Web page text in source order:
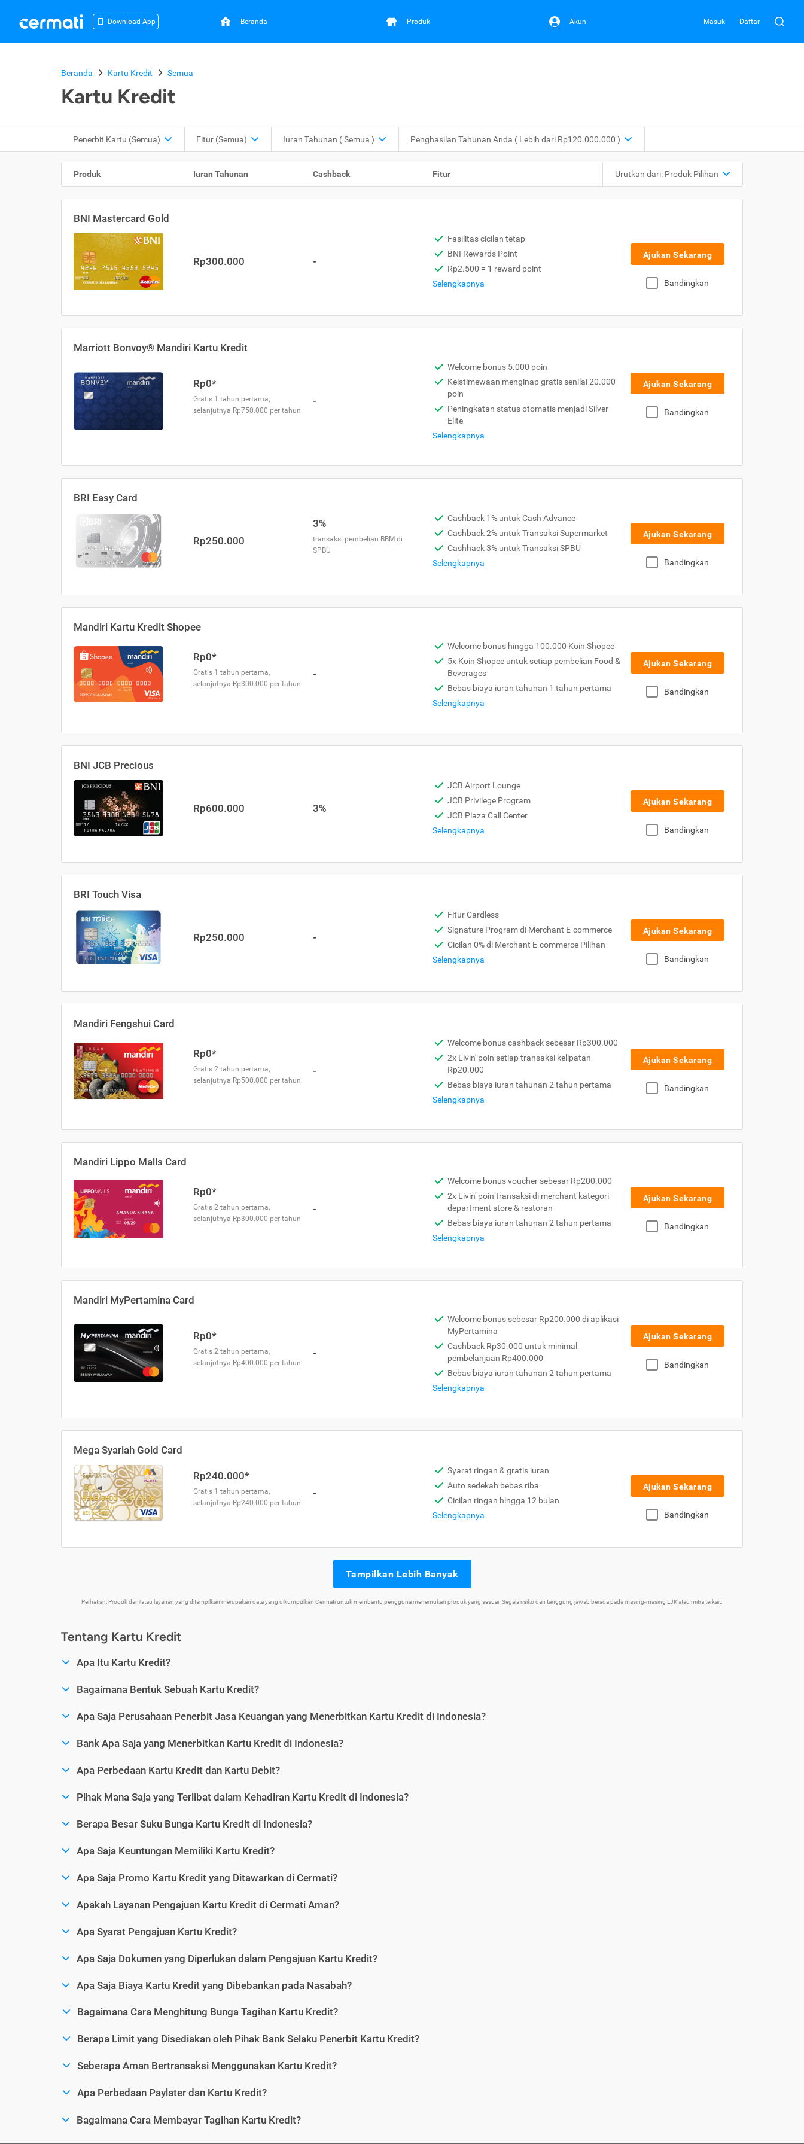
Download App Beranda Produk Akun Masuk Daftar
Beranda Kartu Kredit Semua
Kartu Kredit
Penerbit Kartu (Semua) Fitur (Semua) Iuran Tahunan ( Semua ) Penghasilan Tahunan Anda ( Lebih dari Rp120.000.000 )
Produk Iuran Tahunan Cashback Fitur Urutkan dari: Produk Pilihan
BNI Mastercard Gold
Rp300.000 -
Fasilitas cicilan tetap
BNI Rewards Point
Rp2.500 = 1 reward point
Selengkapnya
Ajukan Sekarang
Bandingkan
Marriott Bonvoy® Mandiri Kartu Kredit
Rp0*
Gratis 1 tahun pertama,
selanjutnya Rp750.000 per tahun
-
Welcome bonus 5.000 poin
Keistimewaan menginap gratis senilai 20.000
poin
Peningkatan status otomatis menjadi Silver
Elite
Selengkapnya
Ajukan Sekarang
Bandingkan
BRI Easy Card
Rp250.000
3%
transaksi pembelian BBM di
SPBU
Cashback 1% untuk Cash Advance
Cashback 2% untuk Transaksi Supermarket
Cashhack 3% untuk Transaksi SPBU
Selengkapnya
Ajukan Sekarang
Bandingkan
Mandiri Kartu Kredit Shopee
Rp0*
Gratis 1 tahun pertama,
selanjutnya Rp300.000 per tahun
-
Welcome bonus hingga 100.000 Koin Shopee
5x Koin Shopee untuk setiap pembelian Food &
Beverages
Bebas biaya iuran tahunan 1 tahun pertama
Selengkapnya
Ajukan Sekarang
Bandingkan
BNI JCB Precious
Rp600.000 3%
JCB Airport Lounge
JCB Privilege Program
JCB Plaza Call Center
Selengkapnya
Ajukan Sekarang
Bandingkan
BRI Touch Visa
Rp250.000 -
Fitur Cardless
Signature Program di Merchant E-commerce
Cicilan 0% di Merchant E-commerce Pilihan
Selengkapnya
Ajukan Sekarang
Bandingkan
Mandiri Fengshui Card
Rp0*
Gratis 2 tahun pertama,
selanjutnya Rp500.000 per tahun
-
Welcome bonus cashback sebesar Rp300.000
2x Livin' poin setiap transaksi kelipatan
Rp20.000
Bebas biaya iuran tahunan 2 tahun pertama
Selengkapnya
Ajukan Sekarang
Bandingkan
Mandiri Lippo Malls Card
Rp0*
Gratis 2 tahun pertama,
selanjutnya Rp300.000 per tahun
-
Welcome bonus voucher sebesar Rp200.000
2x Livin' poin transaksi di merchant kategori
department store & restoran
Bebas biaya iuran tahunan 2 tahun pertama
Selengkapnya
Ajukan Sekarang
Bandingkan
Mandiri MyPertamina Card
Rp0*
Gratis 2 tahun pertama,
selanjutnya Rp400.000 per tahun
-
Welcome bonus sebesar Rp200.000 di aplikasi
MyPertamina
Cashback Rp30.000 untuk minimal
pembelanjaan Rp400.000
Bebas biaya iuran tahunan 2 tahun pertama
Selengkapnya
Ajukan Sekarang
Bandingkan
Mega Syariah Gold Card
Rp240.000*
Gratis 1 tahun pertama,
selanjutnya Rp240.000 per tahun
-
Syarat ringan & gratis iuran
Auto sedekah bebas riba
Cicilan ringan hingga 12 bulan
Selengkapnya
Ajukan Sekarang
Bandingkan
Tampilkan Lebih Banyak
Perhatian: Produk dan/atau layanan yang ditampilkan merupakan data yang dikumpulkan Cermati untuk membantu pengguna menemukan produk yang sesuai. Segala risiko dan tanggung jawab berada pada masing-masing LJK atau mitra terkait.
Tentang Kartu Kredit
Apa Itu Kartu Kredit?
Bagaimana Bentuk Sebuah Kartu Kredit?
Apa Saja Perusahaan Penerbit Jasa Keuangan yang Menerbitkan Kartu Kredit di Indonesia?
Bank Apa Saja yang Menerbitkan Kartu Kredit di Indonesia?
Apa Perbedaan Kartu Kredit dan Kartu Debit?
Pihak Mana Saja yang Terlibat dalam Kehadiran Kartu Kredit di Indonesia?
Berapa Besar Suku Bunga Kartu Kredit di Indonesia?
Apa Saja Keuntungan Memiliki Kartu Kredit?
Apa Saja Promo Kartu Kredit yang Ditawarkan di Cermati?
Apakah Layanan Pengajuan Kartu Kredit di Cermati Aman?
Apa Syarat Pengajuan Kartu Kredit?
Apa Saja Dokumen yang Diperlukan dalam Pengajuan Kartu Kredit?
Apa Saja Biaya Kartu Kredit yang Dibebankan pada Nasabah?
Bagaimana Cara Menghitung Bunga Tagihan Kartu Kredit?
Berapa Limit yang Disediakan oleh Pihak Bank Selaku Penerbit Kartu Kredit?
Seberapa Aman Bertransaksi Menggunakan Kartu Kredit?
Apa Perbedaan Paylater dan Kartu Kredit?
Bagaimana Cara Membayar Tagihan Kartu Kredit?